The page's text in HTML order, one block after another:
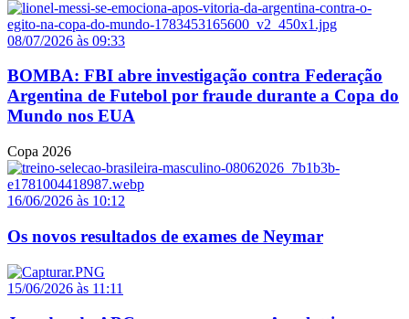
08/07/2026 às 09:33
BOMBA: FBI abre investigação contra Federação
Argentina de Futebol por fraude durante a Copa do
Mundo nos EUA
Copa 2026
16/06/2026 às 10:12
Os novos resultados de exames de Neymar
15/06/2026 às 11:11